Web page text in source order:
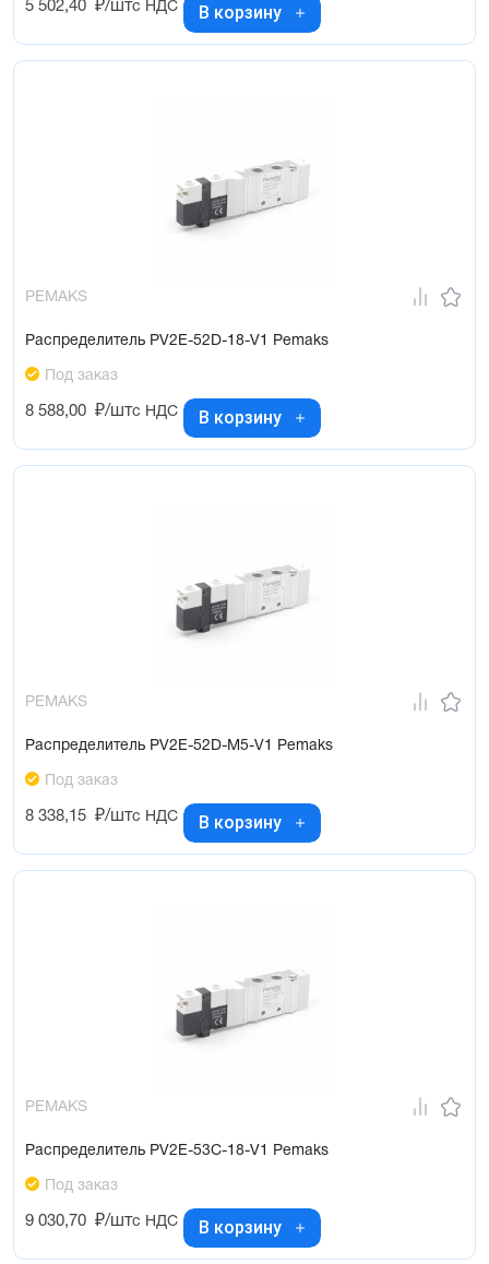
5 502,40 ₽/штс НДС В корзину
PEMAKS
Распределитель PV2E-52D-18-V1 Pemaks
Под заказ
8 588,00 ₽/штс НДС В корзину
PEMAKS
Распределитель PV2E-52D-M5-V1 Pemaks
Под заказ
8 338,15 ₽/штс НДС В корзину
PEMAKS
Распределитель PV2E-53C-18-V1 Pemaks
Под заказ
9 030,70 ₽/штс НДС В корзину